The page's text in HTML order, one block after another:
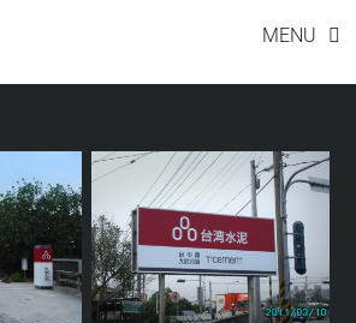
MENU
肚分廠